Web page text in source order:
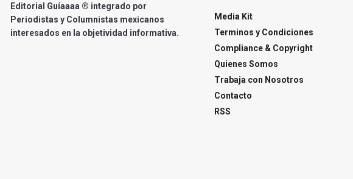
Editorial Guíaaaa ® integrado por
Periodistas y Columnistas mexicanos
interesados en la objetividad informativa.
Media Kit
Terminos y Condiciones
Compliance & Copyright
Quienes Somos
Trabaja con Nosotros
Contacto
RSS